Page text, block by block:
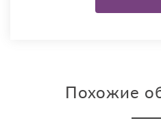
Похожие